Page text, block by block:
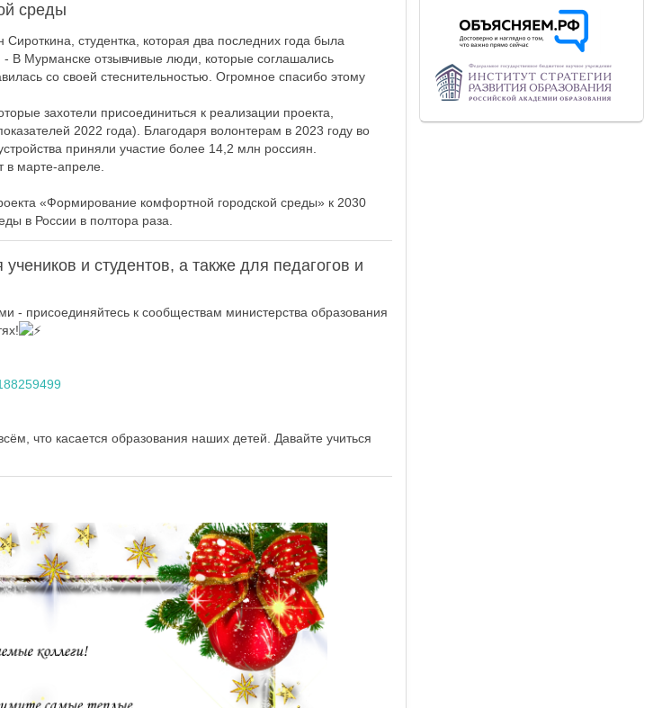
среды
студентка, которая два последних года была
В Мурманске отзывчивые люди, которые соглашались
со своей стеснительностью. Огромное спасибо этому
захотели присоединиться к реализации проекта,
2022 года). Благодаря волонтерам в 2023 году во
приняли участие более 14,2 млн россиян.
в марте-апреле.
«Формирование комфортной городской среды» к 2030
в России в полтора раза.
и студентов, а также для педагогов и
- присоединяйтесь к сообществам министерства образования
что касается образования наших детей. Давайте учиться